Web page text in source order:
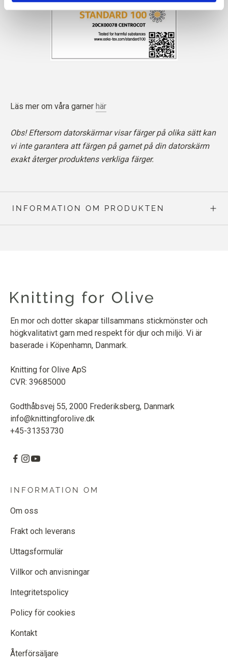
Läs mer om våra garner här
Obs! Eftersom datorskärmar visar färger på olika sätt kan
vi inte garantera att färgen på garnet på din datorskärm
exakt återger produktens verkliga färger.
INFORMATION OM PRODUKTEN
En mor och dotter skapar tillsammans stickmönster och
högkvalitativt garn med respekt för djur och miljö. Vi är
baserade i Köpenhamn, Danmark.
Knitting for Olive ApS
CVR: 39685000
Godthåbsvej 55, 2000 Frederiksberg, Danmark
info@knittingforolive.dk
+45-31353730
INFORMATION OM
Om oss
Frakt och leverans
Uttagsformulär
Villkor och anvisningar
Integritetspolicy
Policy för cookies
Kontakt
Återförsäljare